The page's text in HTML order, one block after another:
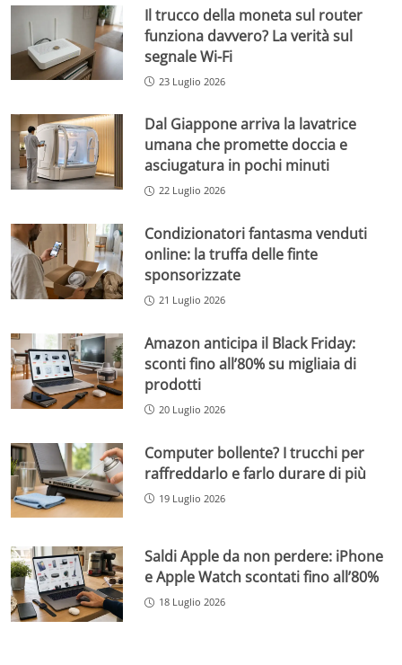
Il trucco della moneta sul router
funziona davvero? La verità sul
segnale Wi-Fi
23 Luglio 2026
Dal Giappone arriva la lavatrice
umana che promette doccia e
asciugatura in pochi minuti
22 Luglio 2026
Condizionatori fantasma venduti
online: la truffa delle finte
sponsorizzate
21 Luglio 2026
Amazon anticipa il Black Friday:
sconti fino all’80% su migliaia di
prodotti
20 Luglio 2026
Computer bollente? I trucchi per
raffreddarlo e farlo durare di più
19 Luglio 2026
Saldi Apple da non perdere: iPhone
e Apple Watch scontati fino all’80%
18 Luglio 2026